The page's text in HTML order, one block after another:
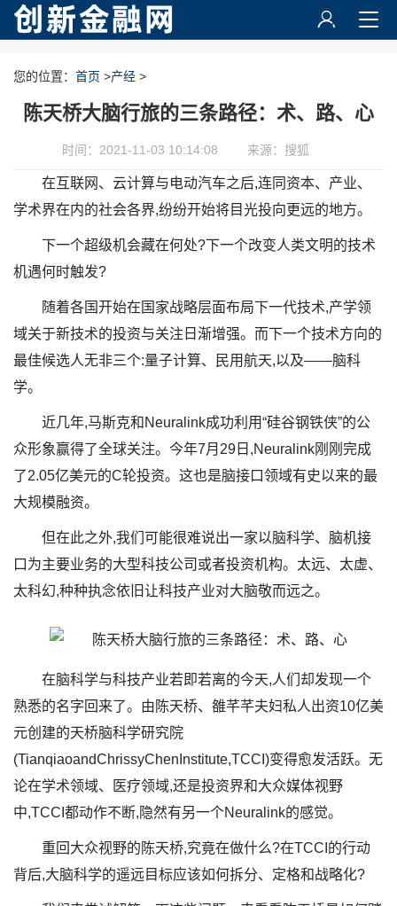
您的位置： 首页 >产经 >
陈天桥大脑行旅的三条路径：术、路、心
时间：2021-11-03 10:14:08 来源：搜狐
在互联网、云计算与电动汽车之后,连同资本、产业、
学术界在内的社会各界,纷纷开始将目光投向更远的地方。
下一个超级机会藏在何处?下一个改变人类文明的技术
机遇何时触发?
随着各国开始在国家战略层面布局下一代技术,产学领
域关于新技术的投资与关注日渐增强。而下一个技术方向的
最佳候选人无非三个:量子计算、民用航天,以及——脑科
学。
近几年,马斯克和Neuralink成功利用“硅谷钢铁侠”的公
众形象赢得了全球关注。今年7月29日,Neuralink刚刚完成
了2.05亿美元的C轮投资。这也是脑接口领域有史以来的最
大规模融资。
但在此之外,我们可能很难说出一家以脑科学、脑机接
口为主要业务的大型科技公司或者投资机构。太远、太虚、
太科幻,种种执念依旧让科技产业对大脑敬而远之。
在脑科学与科技产业若即若离的今天,人们却发现一个
熟悉的名字回来了。由陈天桥、雒芊芊夫妇私人出资10亿美
元创建的天桥脑科学研究院
(TianqiaoandChrissyChenInstitute,TCCI)变得愈发活跃。无
论在学术领域、医疗领域,还是投资界和大众媒体视野
中,TCCI都动作不断,隐然有另一个Neuralink的感觉。
重回大众视野的陈天桥,究竟在做什么?在TCCI的行动
背后,大脑科学的遥远目标应该如何拆分、定格和战略化?